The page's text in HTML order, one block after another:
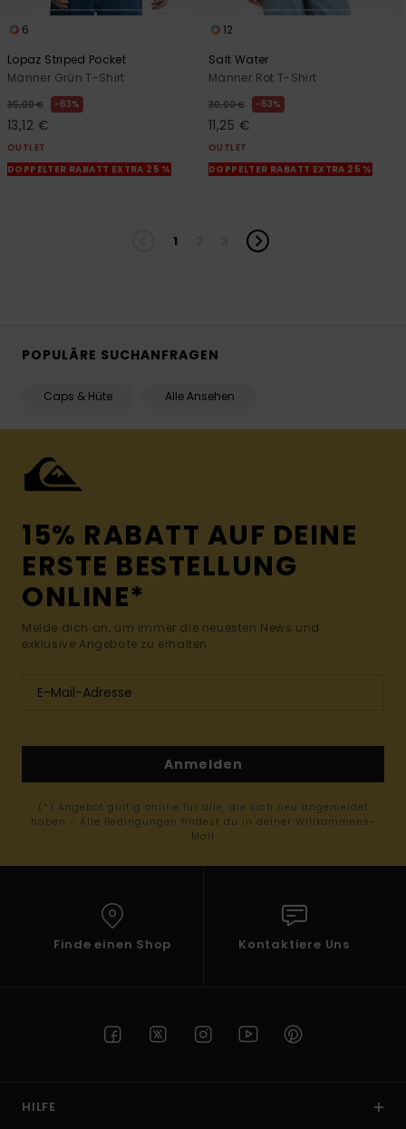
6
Lopaz Striped Pocket
Männer Grün T-Shirt
35,00 € 63%
13,12 €
OUTLET
DOPPELTER RABATT EXTRA 25 %
12
Salt Water
Männer Rot T-Shirt
30,00 € 63%
11,25 €
OUTLET
DOPPELTER RABATT EXTRA 25 %
1
POPULÄRE SUCHANFRAGEN
Caps & Hüte Alle Ansehen
15% RABATT AUF DEINE
ERSTE BESTELLUNG
ONLINE*
Melde dich an, um immer die neuesten News und
exklusive Angebote zu erhalten.
Anmelden
(*) Angebot gültig online für alle, die sich neu angemeldet
haben - Alle Bedingungen findest du in deiner Willkommens-
Mail
Finde einen Shop Kontaktiere Uns
HILFE